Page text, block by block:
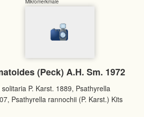
(Peck) A.H. Sm. 1972
P. Karst. 1889, Psathyrella
Psathyrella rannochii (P. Karst.) Kits